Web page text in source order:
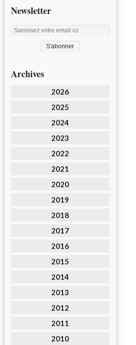
Newsletter
Archives
2026
2025
2024
2023
2022
2021
2020
2019
2018
2017
2016
2015
2014
2013
2012
2011
2010